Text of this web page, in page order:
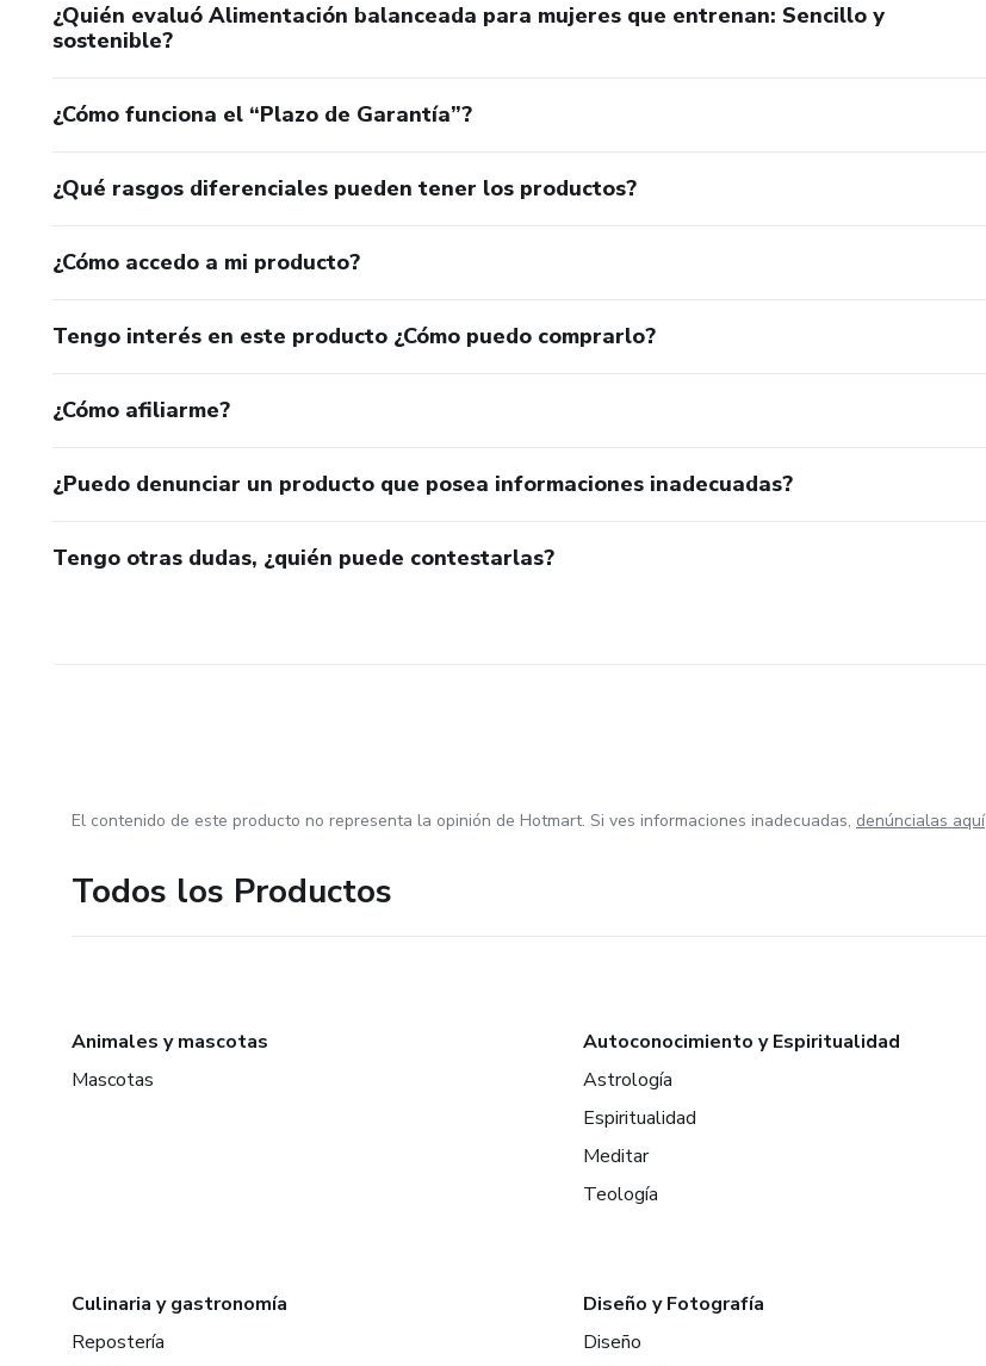
¿Quién evaluó Alimentación balanceada para mujeres que entrenan: Sencillo y
sostenible?
¿Cómo funciona el “Plazo de Garantía”?
¿Qué rasgos diferenciales pueden tener los productos?
¿Cómo accedo a mi producto?
Tengo interés en este producto ¿Cómo puedo comprarlo?
¿Cómo afiliarme?
¿Puedo denunciar un producto que posea informaciones inadecuadas?
Tengo otras dudas, ¿quién puede contestarlas?
El contenido de este producto no representa la opinión de Hotmart. Si ves informaciones inadecuadas, denúncialas aquí
Todos los Productos
Animales y mascotas
Mascotas
Autoconocimiento y Espiritualidad
Astrología
Espiritualidad
Meditar
Teología
Culinaria y gastronomía
Repostería
Diseño y Fotografía
Diseño